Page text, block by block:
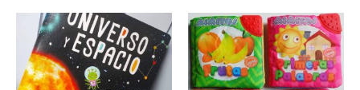
Este
tiene